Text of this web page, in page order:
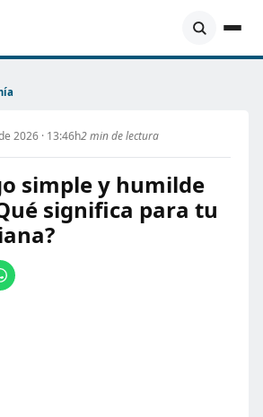
2026 · 13:46h2 min de lectura
simple y humilde
significa para tu